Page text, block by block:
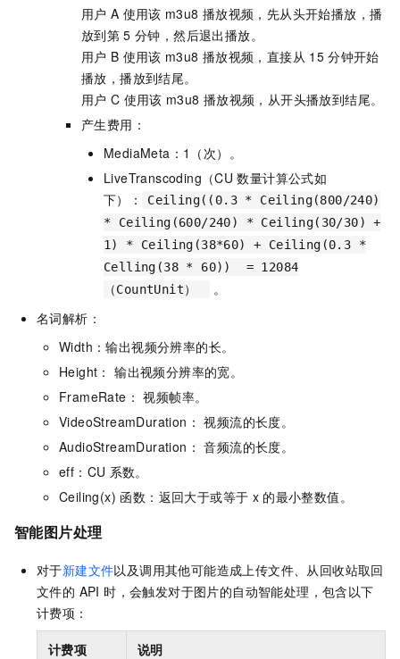
用户 A 使用该 m3u8 播放视频，先从头开始播放，播
放到第 5 分钟，然后退出播放。
用户 B 使用该 m3u8 播放视频，直接从 15 分钟开始
播放，播放到结尾。
用户 C 使用该 m3u8 播放视频，从开头播放到结尾。
产生费用：
MediaMeta：1（次）。
LiveTranscoding（CU 数量计算公式如
下）：
Ceiling((0.3 * Ceiling(800/240)
* Ceiling(600/240) * Ceiling(30/30) +
1) * Ceiling(38*60) + Ceiling(0.3 *
Celling(38 * 60)) = 12084
（CountUnit）
。
名词解析：
Width：输出视频分辨率的长。
Height： 输出视频分辨率的宽。
FrameRate： 视频帧率。
VideoStreamDuration： 视频流的长度。
AudioStreamDuration： 音频流的长度。
eff：CU 系数。
Ceiling(x) 函数：返回大于或等于 x 的最小整数值。
智能图片处理
对于新建文件以及调用其他可能造成上传文件、从回收站取回
文件的 API 时，会触发对于图片的自动智能处理，包含以下
计费项：
计费项 说明